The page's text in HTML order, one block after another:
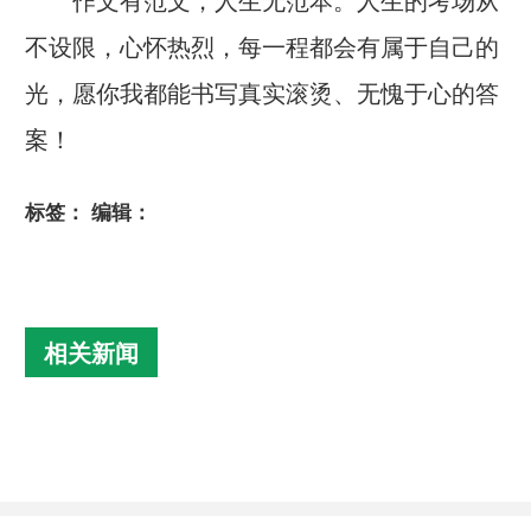
不设限，心怀热烈，每一程都会有属于自己的
光，愿你我都能书写真实滚烫、无愧于心的答
案！
标签： 编辑：
相关新闻